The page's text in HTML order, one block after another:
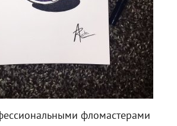
фломастерами